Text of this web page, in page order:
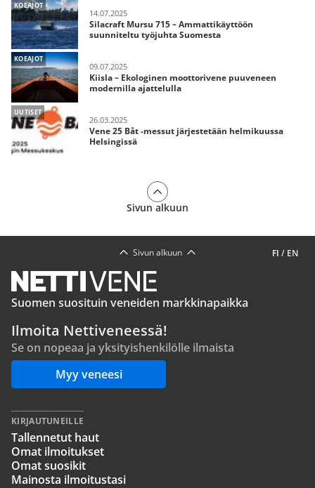
KOEAJOT
14.07.2025
Silacraft Mursu 715 – Ammattikäyttöön
suunniteltu työjuhta Suomesta
KOEAJOT
09.07.2025
Kiisla – Ekologinen moottorivene puuveneen
modernilla ajattelulla
UUTISET
26.03.2025
Vene 25 Båt -messut järjestetään helmikuussa
Helsingissä
Sivun alkuun
FI / EN
Sivun alkuun
Suomen suosituin veneiden markkinapaikka
Ilmoita Nettiveneessä!
Se on nopeaa ja yksityishenkilölle ilmaista
Myy veneesi
KIRJAUTUNEILLE
Tallennetut haut
Omat ilmoitukset
Omat suosikit
Mainosta ilmoitustasi